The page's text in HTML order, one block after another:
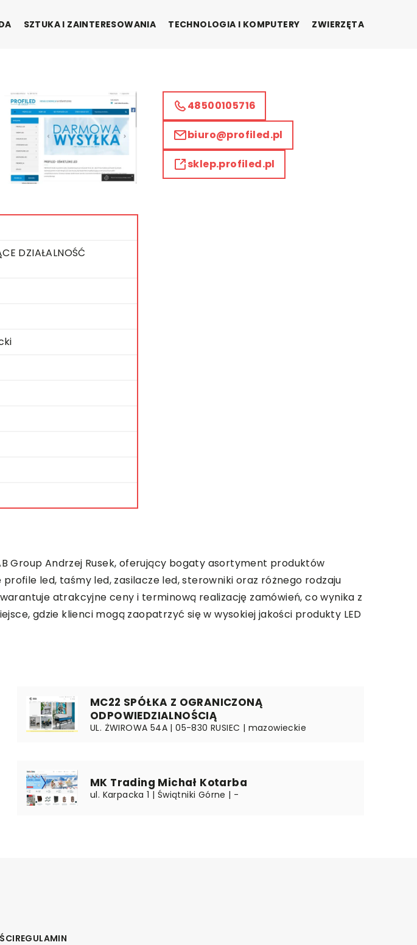
SZTUKA I ZAINTERESOWANIA TECHNOLOGIA I KOMPUTERY ZWIERZĘTA
DZIAŁALNOŚĆ
48500105716
biuro@profiled.pl
sklep.profiled.pl
Group Andrzej Rusek, oferujący bogaty asortyment produktów
profile led, taśmy led, zasilacze led, sterowniki oraz różnego rodzaju
atrakcyjne ceny i terminową realizację zamówień, co wynika z
gdzie klienci mogą zaopatrzyć się w wysokiej jakości produkty LED
MC22 SPÓŁKA Z OGRANICZONĄ
ODPOWIEDZIALNOŚCIĄ
UL. ŻWIROWA 54A | 05-830 RUSIEC | mazowieckie
MK Trading Michał Kotarba
ul. Karpacka 1 | Świątniki Górne | -
REGULAMIN